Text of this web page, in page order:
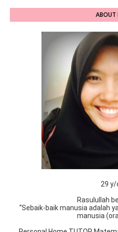
ABOUT
29 y/
Rasulullah
“Sebaik-baik manusia adalah
manusia